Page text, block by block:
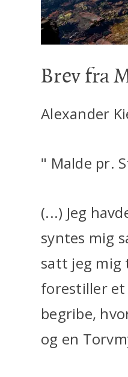
Brev fra
Alexander
" Malde pr.
(...) Jeg
syntes mig
satt jeg mig
forestiller et
begribe,
og en